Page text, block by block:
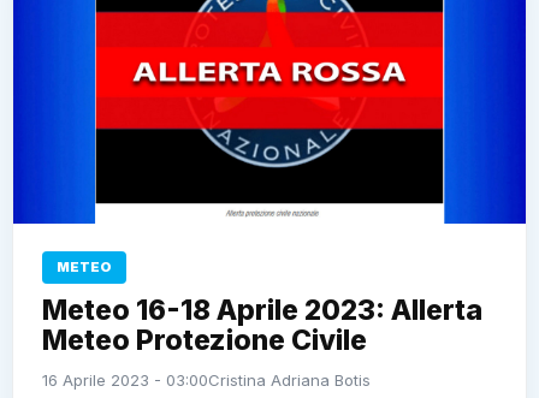
METEO
Meteo 16-18 Aprile 2023: Allerta
Meteo Protezione Civile
16 Aprile 2023 - 03:00Cristina Adriana Botis